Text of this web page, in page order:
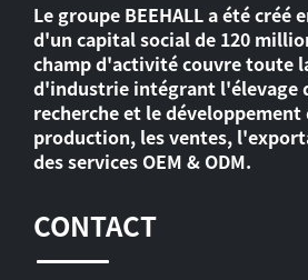
Le groupe BEEHALL a été créé
d'un capital social de 120
champ d'activité couvre toute
d'industrie intégrant l'élevage
recherche et le
production, les ventes,
des services OEM & ODM.
CONTACT